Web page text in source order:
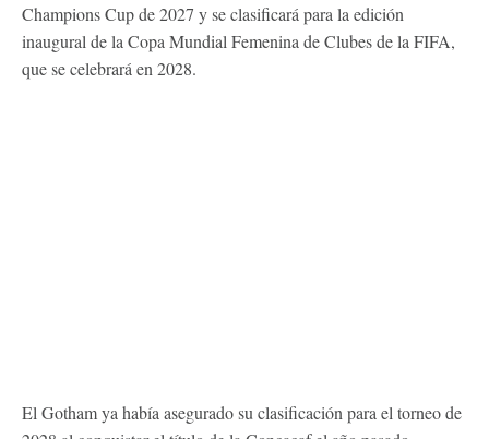
Champions Cup de 2027 y se clasificará para la edición
inaugural de la Copa Mundial Femenina de Clubes de la FIFA,
que se celebrará en 2028.
El Gotham ya había asegurado su clasificación para el torneo de